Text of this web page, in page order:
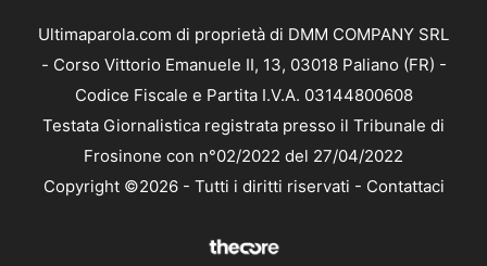
Ultimaparola.com di proprietà di DMM COMPANY SRL
- Corso Vittorio Emanuele II, 13, 03018 Paliano (FR) -
Codice Fiscale e Partita I.V.A. 03144800608
Testata Giornalistica registrata presso il Tribunale di
Frosinone con n°02/2022 del 27/04/2022
Copyright ©2026 - Tutti i diritti riservati - Contattaci